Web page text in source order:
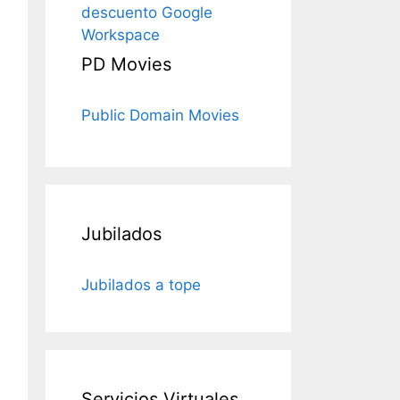
descuento Google
Workspace
PD Movies
Public Domain Movies
Jubilados
Jubilados a tope